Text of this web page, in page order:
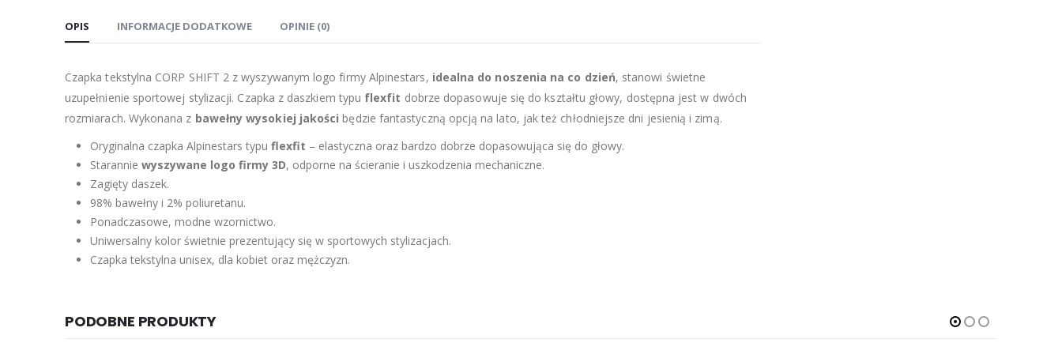
OPIS INFORMACJE DODATKOWE OPINIE (0)
Czapka tekstylna CORP SHIFT 2 z wyszywanym logo firmy Alpinestars, idealna do noszenia na co dzień, stanowi świetne
uzupełnienie sportowej stylizacji. Czapka z daszkiem typu flexfit dobrze dopasowuje się do kształtu głowy, dostępna jest w dwóch
rozmiarach. Wykonana z bawełny wysokiej jakości będzie fantastyczną opcją na lato, jak też chłodniejsze dni jesienią i zimą.
Oryginalna czapka Alpinestars typu flexfit – elastyczna oraz bardzo dobrze dopasowująca się do głowy.
Starannie wyszywane logo firmy 3D, odporne na ścieranie i uszkodzenia mechaniczne.
Zagięty daszek.
98% bawełny i 2% poliuretanu.
Ponadczasowe, modne wzornictwo.
Uniwersalny kolor świetnie prezentujący się w sportowych stylizacjach.
Czapka tekstylna unisex, dla kobiet oraz mężczyzn.
PODOBNE PRODUKTY